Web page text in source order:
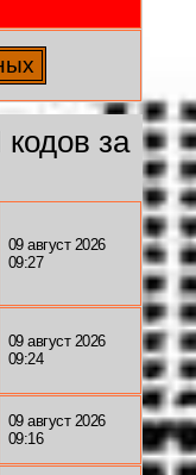
за
09 август 2026
09:27
09 август 2026
09:24
09 август 2026
09:16